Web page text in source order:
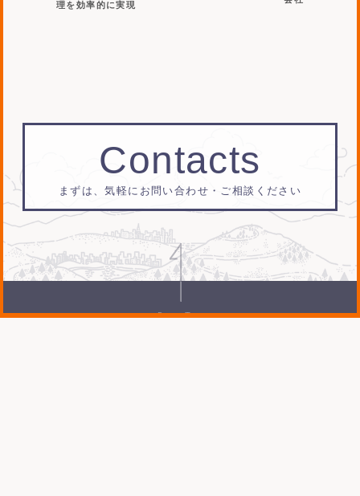
理を効率的に実現
Contacts
まずは、気軽にお問い合わせ・ご相談ください
Page Top